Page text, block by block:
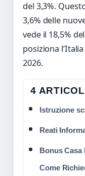
del 3,3%.
3,6% delle
vede il 18,5%
posiziona
2026.
4
Istruzione
Reati
Bonus Casa
Come